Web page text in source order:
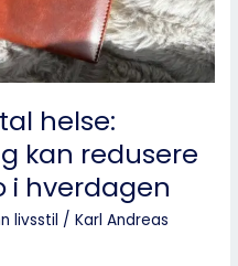
helse:
kan redusere
i hverdagen
livsstil /Karl Andreas